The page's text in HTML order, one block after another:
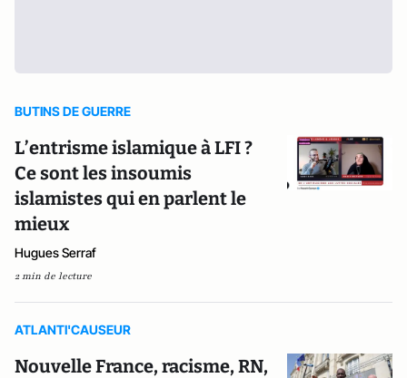
BUTINS DE GUERRE
L’entrisme islamique à LFI ?
Ce sont les insoumis
islamistes qui en parlent le
mieux
Hugues Serraf
2 min de lecture
ATLANTI'CAUSEUR
Nouvelle France, racisme, RN,